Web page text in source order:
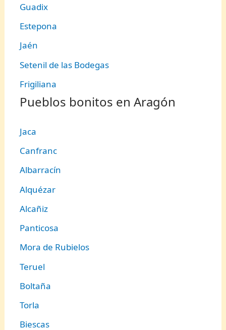
Guadix
Estepona
Jaén
Setenil de las Bodegas
Frigiliana
Pueblos bonitos en Aragón
Jaca
Canfranc
Albarracín
Alquézar
Alcañiz
Panticosa
Mora de Rubielos
Teruel
Boltaña
Torla
Biescas